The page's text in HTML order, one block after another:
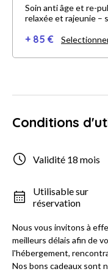
Soin anti âge et re-
relaxée et rajeunie –
+ 85 €
Conditions
Validité 18 mois
Utilisable sur
réservation
Nous vous invitons à
meilleurs délais afin de
l'hébergement,
Nos bons cadeaux sont